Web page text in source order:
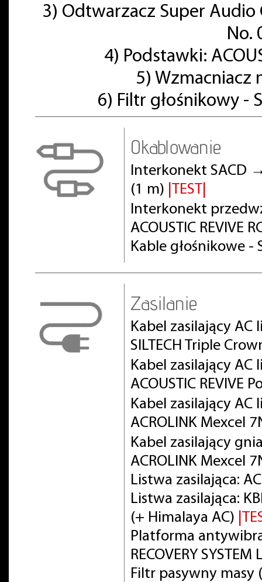
3) Odtwarzacz Super Audio
No.
4) Podstawki:
5) Wzmacniacz
6) Filtr głośnikowy -
Okablowanie
Interkonekt SACD
(1 m)
|TEST|
Interkonekt
ACOUSTIC REVIVE
Kable głośnikowe -
Zasilanie
Kabel zasilający
SILTECH Triple
Kabel zasilający
ACOUSTIC REVIVE
Kabel zasilający
ACROLINK Mexcel
Kabel zasilający
ACROLINK Mexcel
Listwa zasilająca:
Listwa zasilająca:
(+ Himalaya AC)
Platforma
RECOVERY
Filtr pasywny masy